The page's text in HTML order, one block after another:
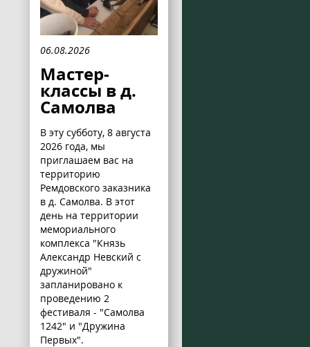
06.08.2026
Мастер-
классы в д.
Самолва
В эту субботу, 8 августа
2026 года, мы
приглашаем вас на
территорию
Ремдовского заказника
в д. Самолва. В этот
день на территории
мемориального
комплекса "Князь
Александр Невский с
дружиной"
запланировано к
проведению 2
фестиваля - "Самолва
1242" и "Дружина
Первых".